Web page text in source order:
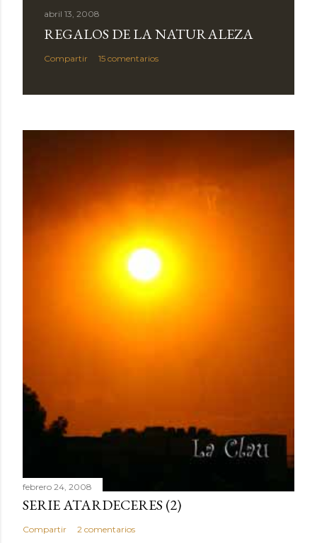
abril 13, 2008
REGALOS DE LA NATURALEZA
Compartir 15 comentarios
febrero 24, 2008
SERIE ATARDECERES (2)
Compartir 2 comentarios